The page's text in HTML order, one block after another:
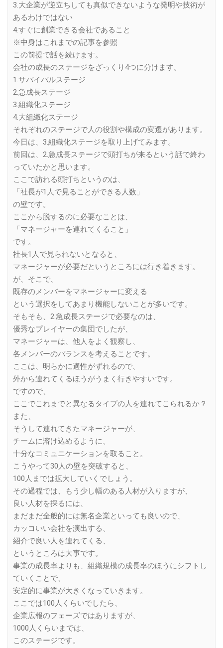
3.大企業が逆立ちしても真似できないような発明や技術が
あるわけではない
4.すぐに創業できる会社であること
※中身はこれまでの記事を参照
この前提で話を続けます。
会社の成長のステージをざっくり4つに分けます。
1.サバイバルステージ
2.急成長ステージ
3.組織化ステージ
4.大組織化ステージ
それぞれのステージで人の役割や構成の変遷があります。
今日は、3.組織化ステージを取り上げてみます。
前回は、2.急成長ステージで頭打ちが来るという話で終わ
っていたかと思います。
ここで訪れる頭打ちというのは、
「社長が1人で見ることができる人数」
の壁です。
ここから脱するのに必要なことは、
「マネージャーを連れてくること」
です。
社長1人で見られないとなると、
マネージャーが必要だというところには行き着きます。
が、そこで、
既存のメンバーをマネージャーに変える
という選択をしてあまり機能しないことが多いです。
そもそも、2.急成長ステージで必要なのは、
優秀なプレイヤーの集団でしたが、
マネージャーは、他人をよく観察し、
各メンバーのバランスを考えることです。
ここは、明らかに適性がずれるので、
外から連れてくるほうがうまく行きやすいです。
ですので、
ここでこれまでと異なるタイプの人を連れてこられるか？
また、
そうして連れてきたマネージャーが、
チームに溶け込めるように、
十分なコミュニケーションを取ること。
こうやって30人の壁を突破すると、
100人までは拡大していくでしょう。
その過程では、もう少し幅のある人材が入りますが、
良い人材を採るには、
まだまだ全般的には無名企業といっても良いので、
カッコいい会社を演出する、
紹介で良い人を連れてくる、
というところは大事です。
事業の成長率よりも、組織規模の成長率のほうにシフトし
ていくことで、
安定的に事業が大きくなっていきます。
ここでは100人くらいでしたら、
企業広報のフェーズではありますが、
1000人くらいまでは、
このステージです。